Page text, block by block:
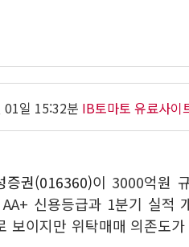
일 15:32분 IB토마토 유료사이
증권(016360)이 3000억원
신용등급과 1분기 실적
보이지만 위탁매매 의존도